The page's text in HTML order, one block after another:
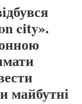
city».
майбутні